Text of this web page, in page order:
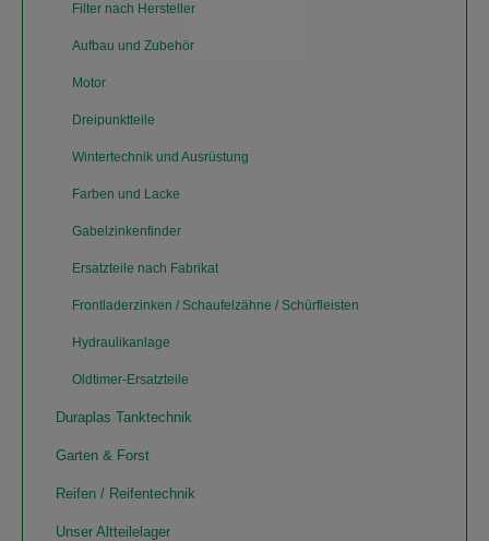
Filter nach Hersteller
Aufbau und Zubehör
Motor
Dreipunktteile
Wintertechnik und Ausrüstung
Farben und Lacke
Gabelzinkenfinder
Ersatzteile nach Fabrikat
Frontladerzinken / Schaufelzähne / Schürfleisten
Hydraulikanlage
Oldtimer-Ersatzteile
Duraplas Tanktechnik
Garten & Forst
Reifen / Reifentechnik
Unser Altteilelager